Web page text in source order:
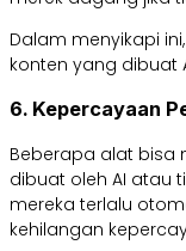
Dalam menyikapi
konten yang dibuat
6. Kepercayaan
Beberapa alat bisa
dibuat oleh AI atau
mereka terlalu
kehilangan